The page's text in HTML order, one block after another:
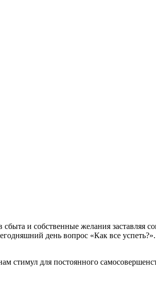
и собственные желания заставляя
день вопрос «Как все
стимул для постоянного